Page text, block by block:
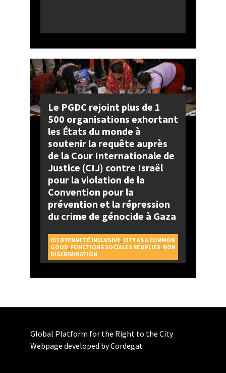
Le PGDC rejoint plus de 1
500 organisations exhortant
les États du monde à
soutenir la requête auprès
de la Cour Internationale de
Justice (CIJ) contre Israël
pour la violation de la
Convention pour la
prévention et la répression
du crime de génocide à Gaza
CITOYENNETÉ INCLUSIVE, CITY AS A COMMON
GOOD, FONCTIONS SOCIALES REMPLIES, NON
DISCRIMINATION
Global Platform for the Right to the City
Webpage developed by Cordegat